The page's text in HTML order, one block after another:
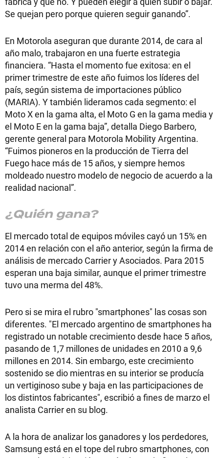
Se quejan pero porque quieren seguir ganando”.
En Motorola aseguran que durante 2014, de cara al
año malo, trabajaron en una fuerte estrategia
financiera. “Hasta el momento fue exitosa: en el
primer trimestre de este año fuimos los líderes del
país, según sistema de importaciones público
(MARIA). Y también lideramos cada segmento: el
Moto X en la gama alta, el Moto G en la gama media y
el Moto E en la gama baja”, detalla Diego Barbero,
gerente general para Motorola Mobility Argentina.
“Fuimos pioneros en la producción de Tierra del
Fuego hace más de 15 años, y siempre hemos
moldeado nuestro modelo de negocio de acuerdo a la
realidad nacional”.
¿Quién gana?
El mercado total de equipos móviles cayó un 15% en
2014 en relación con el año anterior, según la firma de
análisis de mercado Carrier y Asociados. Para 2015
esperan una baja similar, aunque el primer trimestre
tuvo una merma del 48%.
Pero si se mira el rubro "smartphones" las cosas son
diferentes. "El mercado argentino de smartphones ha
registrado un notable crecimiento desde hace 5 años,
pasando de 1,7 millones de unidades en 2010 a 9,6
millones en 2014. Sin embargo, este crecimiento
sostenido se dio mientras en su interior se producía
un vertiginoso sube y baja en las participaciones de
los distintos fabricantes", escribió a fines de marzo el
analista Carrier en su blog.
A la hora de analizar los ganadores y los perdedores,
Samsung está en el tope del rubro smartphones, con